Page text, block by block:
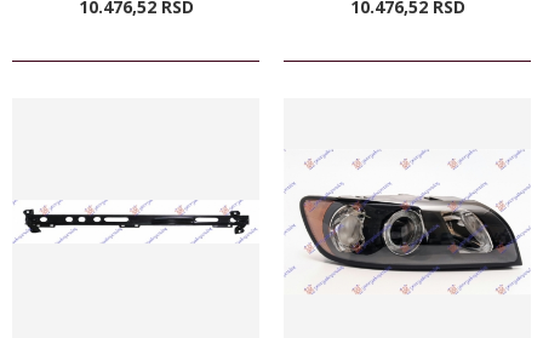
10.476,52 RSD 10.476,52 RSD